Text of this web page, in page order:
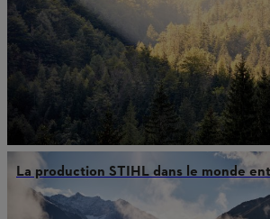
La production STIHL dans le monde